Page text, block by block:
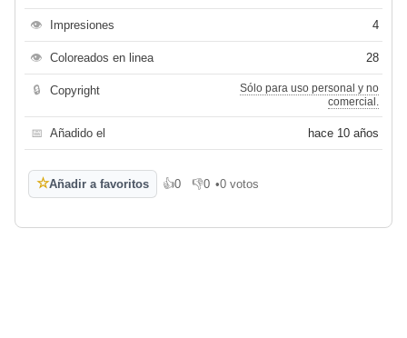
👁 Impresiones 4
👁 Coloreados en linea 28
🔒 Copyright
Sólo para uso personal y no
comercial.
📅 Añadido el hace 10 años
☆Añadir a favoritos 👍0
Me gusta
👎0
No me gusta
•0 votos